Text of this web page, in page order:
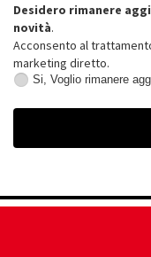
Desidero rimanere
novità.
Acconsento al
marketing diretto.
Voglio
Si, Voglio rimanere
Grazie